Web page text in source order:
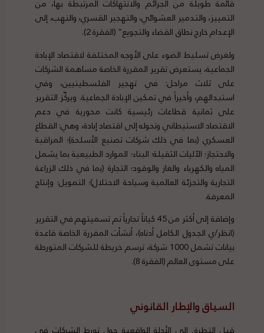
قائمة طويلة من الجرائم والانتهاكات المرتبطة بها، من
التمييز، والتدمير العشوائي، والتهجير القسري، والنهب، إلى
الإعدام خارج نطاق القضاء والتجويع” (الفقرة 2).
ولغرض تسليط الضوء على الأوجه المختلفة لاقتصاد الإبادة
الجماعية، يستعرض تقرير المقررة الخاصة مساهمة الشركات
على ثلاث مراحل: في تهجير الفلسطينيين، وفي
استبدالهم، وأخيراً في تمكين الإبادة الجماعية. ويركّز التقرير
على ثمانية قطاعات رئيسية كانت محورية في دعم
الاقتصاد الاستيطاني وتحوله إلى اقتصاد إبادة، وهي: القطاع
العسكري (بما في ذلك شركات تصنيع الأسلحة)؛ المراقبة
والاحتجاز؛ الآليات الثقيلة؛ البناء؛ الموارد الطبيعية بما يشمل
المياه والكهرباء والغاز والوقود؛ التجارة (بما في ذلك الزراعة
التجارية والتجزئة العالمية وسياحة الاحتلال)؛ التمويل؛ وإنتاج
المعرفة.
وإضافة إلى أكثر من 45 كياناً تجارياً تم تسميتهم في التقرير
(انظر/ي الجدول الكامل أدناه)، أنشأت المقررة الخاصة قاعدة
بيانات تشمل 1000 شركة، ترسم خريطة للشركات المتورطة
على مستوى العالم (الفقرة 8).
السياق والإطار القانوني